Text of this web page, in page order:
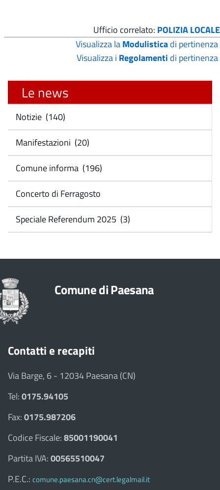
Ufficio correlato: POLIZIA LOCALE
Visualizza laModulisticadi pertinenza
Visualizza i Regolamenti di pertinenza
Le news
Notizie (140)
Manifestazioni (20)
Comune informa (196)
Concerto di Ferragosto
Speciale Referendum 2025 (3)
Comune di Paesana
Contatti e recapiti
Via Barge, 6 - 12034 Paesana (CN)
Tel:0175.94105
Fax:0175.987206
Codice Fiscale:85001190041
Partita IVA:00565510047
P.E.C.: comune.paesana.cn@cert.legalmail.it